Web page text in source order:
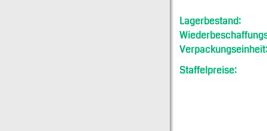
Lagerbestand:
Verpackungseinheit:
Staffelpreise: